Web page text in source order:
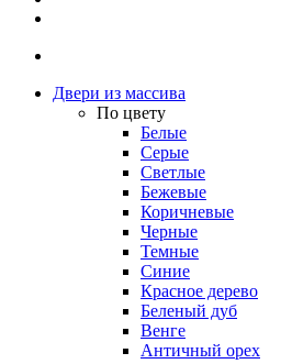
Двери из массива
По цвету
Белые
Серые
Светлые
Бежевые
Коричневые
Черные
Темные
Синие
Красное дерево
Беленый дуб
Венге
Античный орех